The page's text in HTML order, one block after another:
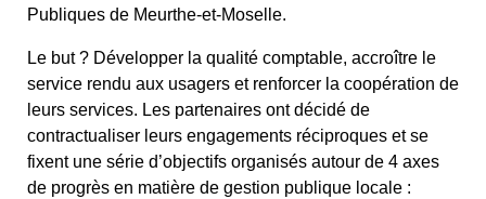
Publiques de Meurthe-et-Moselle.
Le but ? Développer la qualité comptable, accroître le
service rendu aux usagers et renforcer la coopération de
leurs services. Les partenaires ont décidé de
contractualiser leurs engagements réciproques et se
fixent une série d’objectifs organisés autour de 4 axes
de progrès en matière de gestion publique locale :